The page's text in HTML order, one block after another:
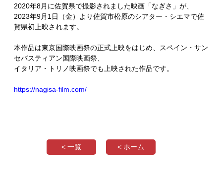
2020年8月に佐賀県で撮影されました映画「なぎさ」が、
2023年9月1日（金）より佐賀市松原のシアター・シエマで佐
賀県初上映されます。
本作品は東京国際映画祭の正式上映をはじめ、スペイン・サン
セバスティアン国際映画祭、
イタリア・トリノ映画祭でも上映された作品です。
https://nagisa-film.com/
< 一覧 < ホーム